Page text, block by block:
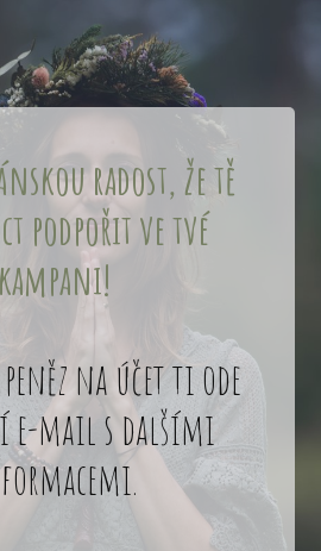
radost, že tě
podpořit ve tvé
kampani!
na účet ti ode
e-mail s dalšími